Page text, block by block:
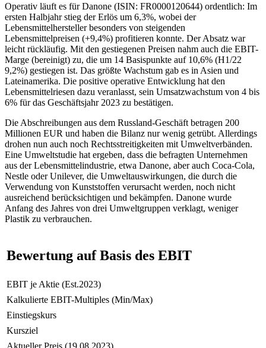
Operativ läuft es für Danone (ISIN: FR0000120644) ordentlich: Im
ersten Halbjahr stieg der Erlös um 6,3%, wobei der
Lebensmittelhersteller besonders von steigenden
Lebensmittelpreisen (+9,4%) profitieren konnte. Der Absatz war
leicht rückläufig. Mit den gestiegenen Preisen nahm auch die EBIT-
Marge (bereinigt) zu, die um 14 Basispunkte auf 10,6% (H1/22
9,2%) gestiegen ist. Das größte Wachstum gab es in Asien und
Lateinamerika. Die positive operative Entwicklung hat den
Lebensmittelriesen dazu veranlasst, sein Umsatzwachstum von 4 bis
6% für das Geschäftsjahr 2023 zu bestätigen.
Die Abschreibungen aus dem Russland-Geschäft betragen 200
Millionen EUR und haben die Bilanz nur wenig getrübt. Allerdings
drohen nun auch noch Rechtsstreitigkeiten mit Umweltverbänden.
Eine Umweltstudie hat ergeben, dass die befragten Unternehmen
aus der Lebensmittelindustrie, etwa Danone, aber auch Coca-Cola,
Nestle oder Unilever, die Umweltauswirkungen, die durch die
Verwendung von Kunststoffen verursacht werden, noch nicht
ausreichend berücksichtigen und bekämpfen. Danone wurde
Anfang des Jahres von drei Umweltgruppen verklagt, weniger
Plastik zu verbrauchen.
Bewertung auf Basis des EBIT
EBIT je Aktie (Est.2023)
Kalkulierte EBIT-Multiples (Min/Max)
Einstiegskurs
Kursziel
Aktueller Preis (19.08.2023)